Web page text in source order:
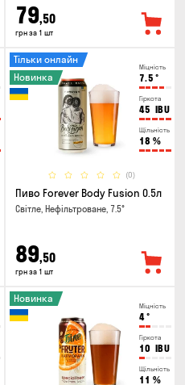
79,50
грн за 1 шт
Міцність
7.5 °
Гіркота
45 IBU
Щільність
18 %
(0)
Тільки онлайн
Новинка
Пиво Forever Body Fusion 0.5л
Світле, Нефільтроване, 7.5°
89,50
грн за 1 шт
Міцність
4°
Гіркота
10 IBU
Щільність
11 %
Новинка